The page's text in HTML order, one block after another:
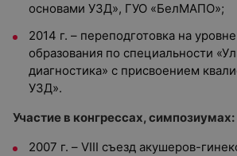
основами УЗД», ГУО «БелМАПО»;
2014 г. – переподготовка на
образования по специальности
диагностика» с присвоением
УЗД».
Участие в конгрессах, симпозиумах:
2007 г. – VIII съезд акушеров-